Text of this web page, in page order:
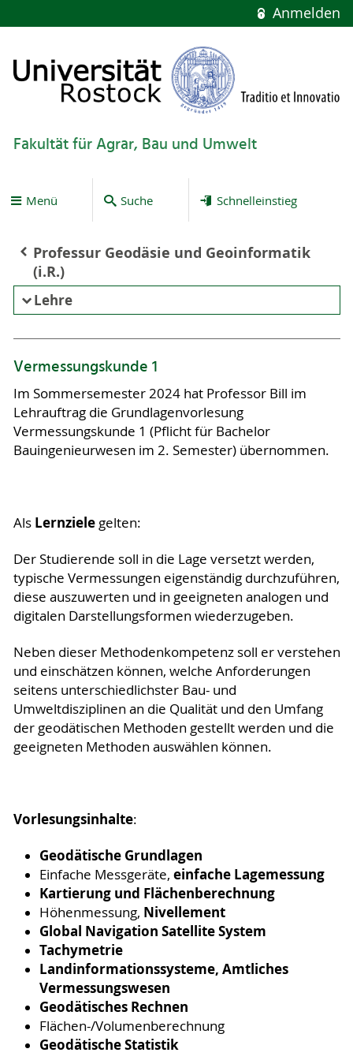
Anmelden
Fakultät für Agrar, Bau und Umwelt
Menü Suche Schnelleinstieg
Professur Geodäsie und Geoinformatik
(i.R.)
Lehre
Vermessungskunde 1
Im Sommersemester 2024 hat Professor Bill im
Lehrauftrag die Grundlagenvorlesung
Vermessungskunde 1 (Pflicht für Bachelor
Bauingenieurwesen im 2. Semester) übernommen.
Als Lernziele gelten:
Der Studierende soll in die Lage versetzt werden,
typische Vermessungen eigenständig durchzuführen,
diese auszuwerten und in geeigneten analogen und
digitalen Darstellungsformen wiederzugeben.
Neben dieser Methodenkompetenz soll er verstehen
und einschätzen können, welche Anforderungen
seitens unterschiedlichster Bau- und
Umweltdisziplinen an die Qualität und den Umfang
der geodätischen Methoden gestellt werden und die
geeigneten Methoden auswählen können.
Vorlesungsinhalte:
Geodätische Grundlagen
Einfache Messgeräte, einfache Lagemessung
Kartierung und Flächenberechnung
Höhenmessung, Nivellement
Global Navigation SatelliteSystem
Tachymetrie
Landinformationssysteme, Amtliches
Vermessungswesen
Geodätisches Rechnen
Flächen-/Volumenberechnung
Geodätische Statistik